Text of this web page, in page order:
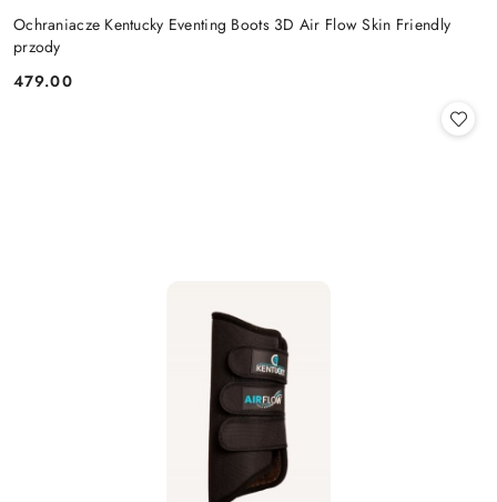
Ochraniacze Kentucky Eventing Boots 3D Air Flow Skin Friendly
przody
Cena:
479.00